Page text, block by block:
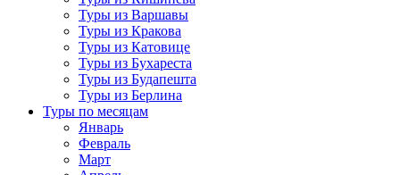
Туры из Варшавы
Туры из Кракова
Туры из Катовице
Туры из Бухареста
Туры из Будапешта
Туры из Берлина
Туры по месяцам
Январь
Февраль
Март